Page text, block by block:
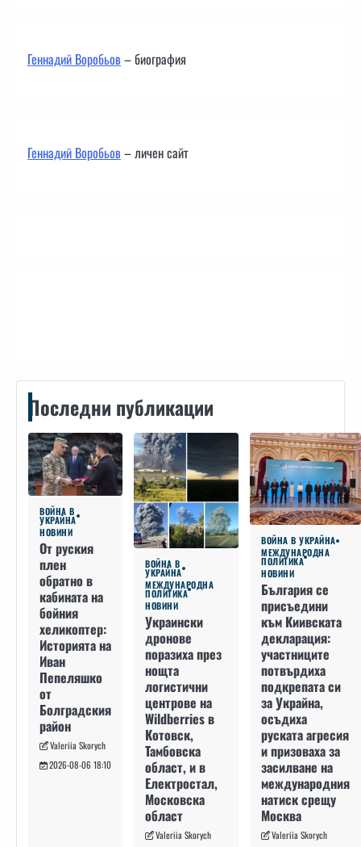
Геннадий Воробьов– биография
Геннадий Воробьов– личен сайт
Последни публикации
ВОЙНА В
УКРАЙНА
НОВИНИ
От руския
плен
обратно в
кабината на
бойния
хеликоптер:
Историята на
Иван
Пепеляшко
от
Болградския
район
Valeriia Skorych
2026-08-06 18:10
ВОЙНА В
УКРАЙНА
МЕЖДУНАРОДНА
ПОЛИТИКА
НОВИНИ
Украински
дронове
поразиха през
нощта
логистични
центрове на
Wildberries в
Котовск,
Тамбовска
област, и в
Електростал,
Московска
област
Valeriia Skorych
ВОЙНА В УКРАЙНА
МЕЖДУНАРОДНА
ПОЛИТИКА
НОВИНИ
България се
присъедини
към Киивската
декларация:
участниците
потвърдиха
подкрепата си
за Украйна,
осъдиха
руската агресия
и призоваха за
засилване на
международния
натиск срещу
Москва
Valeriia Skorych